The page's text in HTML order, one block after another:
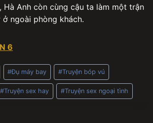
Hà Anh còn cùng cậu ta làm một trận
ngoài phòng khách.
6
#Đụ máy bay #Truyện bóp vú
#Truyện sex hay #Truyện sex ngoại tình